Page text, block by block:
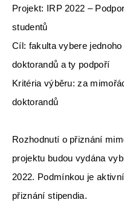
Projekt: IRP 2022 –
studentů
Cíl: fakulta vybere
doktorandů a ty podpoří
Kritéria výběru: za
doktorandů
Rozhodnutí o přiznání
projektu budou vydána
2022. Podmínkou je
přiznání stipendia.